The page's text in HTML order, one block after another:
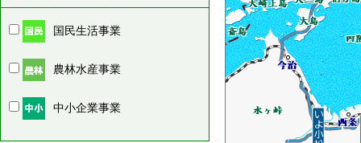
国民生活事業
農林水産事業
中小企業事業